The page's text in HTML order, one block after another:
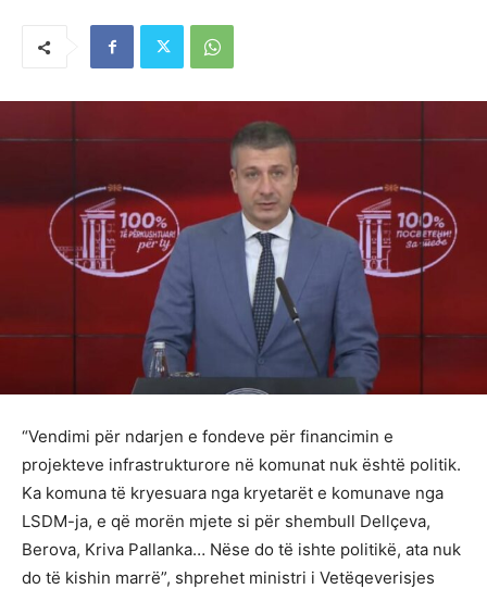
“Vendimi për ndarjen e fondeve për financimin e
projekteve infrastrukturore në komunat nuk është politik.
Ka komuna të kryesuara nga kryetarët e komunave nga
LSDM-ja, e që morën mjete si për shembull Dellçeva,
Berova, Kriva Pallanka… Nëse do të ishte politikë, ata nuk
do të kishin marrë”, shprehet ministri i Vetëqeverisjes